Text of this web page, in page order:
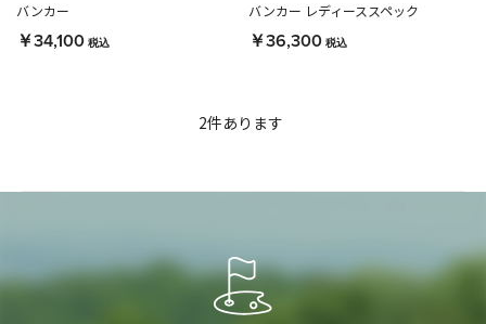
バンカー
￥34,100 税込
バンカー レディーススペック
￥36,300 税込
2件あります